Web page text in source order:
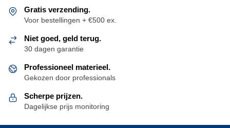
optie
kan
worden
de
productpagina
Gratis verzending.
Voor bestellingen + €500 ex.
Niet goed, geld terug.
30 dagen garantie
Professioneel materieel.
Gekozen door professionals
Scherpe prijzen.
Dagelijkse prijs monitoring